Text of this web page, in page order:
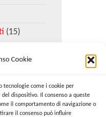
Cookie
tecnologie come i cookie per
dispositivo. Il consenso a queste
il comportamento di navigazione o
il consenso può influire
(15)